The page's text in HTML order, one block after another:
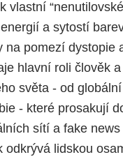
vlastní
a sytostí
pomezí dystopie
hlavní roli člověk
světa - od
- které prosakují
sítí a fake
lidskou